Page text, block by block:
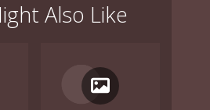
Also Like